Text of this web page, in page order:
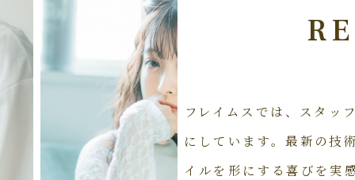
フレイムスでは、スタッ
にしています。最新の技
イルを形にする喜びを実